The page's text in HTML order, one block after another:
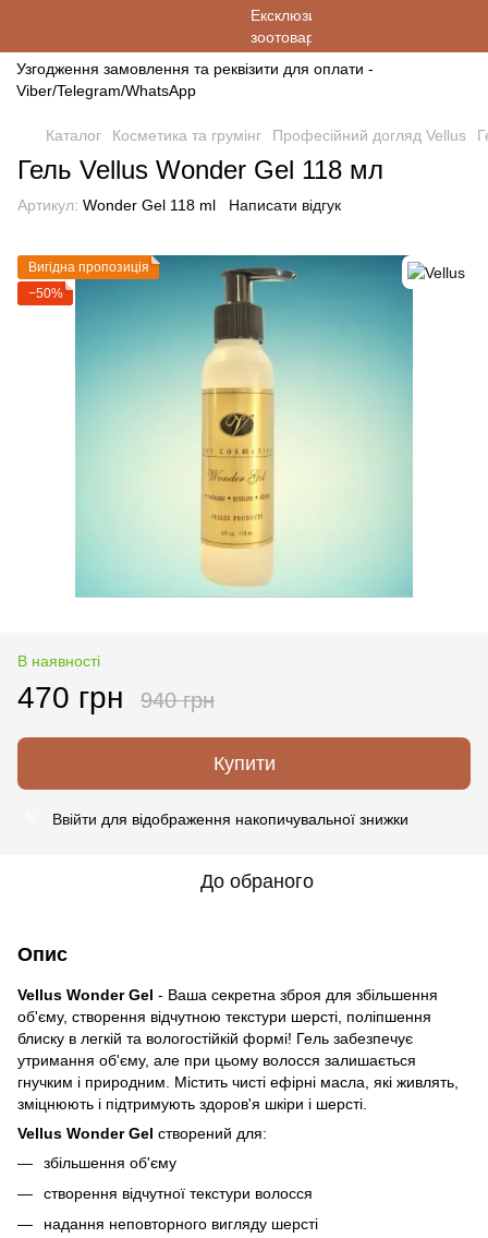
Узгодження замовлення та реквізити для оплати -
Viber/Telegram/WhatsApp
Каталог Косметика та грумінг Професійний догляд Vellus
Гель Vellus Wonder Gel 118 мл
Артикул: Wonder Gel 118 ml Написати відгук
Вигідна пропозиція
−50%
В наявності
470 грн 940 грн
Купити
Ввійти для відображення накопичувальної знижки
До обраного
Опис
Vellus Wonder Gel - Ваша секретна зброя для збільшення
об'єму, створення відчутною текстури шерсті, поліпшення
блиску в легкій та вологостійкій формі! Гель забезпечує
утримання об'єму, але при цьому волосся залишається
гнучким і природним. Містить чисті ефірні масла, які живлять,
зміцнюють і підтримують здоров'я шкіри і шерсті.
Vellus Wonder Gel створений для:
збільшення об'єму
створення відчутної текстури волосся
надання неповторного вигляду шерсті